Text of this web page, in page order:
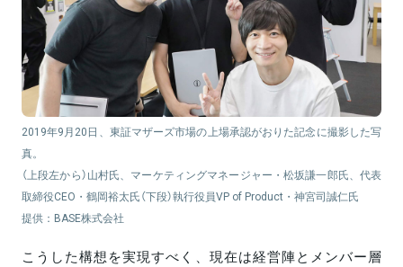
2019年9月20日、東証マザーズ市場の上場承認がおりた記念に撮影した写
真。
（上段左から）山村氏、マーケティングマネージャー・松坂謙一郎氏、代表
取締役CEO・鶴岡裕太氏（下段）執行役員VP of Product・神宮司誠仁氏
提供：BASE株式会社
こうした構想を実現すべく、現在は経営陣とメンバー層